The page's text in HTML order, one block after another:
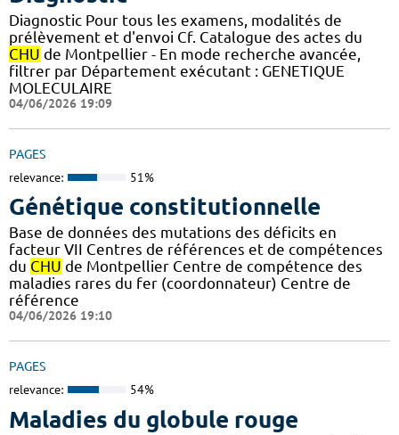
Diagnostic Pour tous les examens, modalités de
prélèvement et d'envoi Cf. Catalogue des actes du
CHU de Montpellier - En mode recherche avancée,
filtrer par Département exécutant : GENETIQUE
MOLECULAIRE
04/06/2026 19:09
PAGES
relevance: 51%
Génétique constitutionnelle
Base de données des mutations des déficits en
facteur VII Centres de références et de compétences
du CHU de Montpellier Centre de compétence des
maladies rares du fer (coordonnateur) Centre de
référence
04/06/2026 19:10
PAGES
relevance: 54%
Maladies du globule rouge